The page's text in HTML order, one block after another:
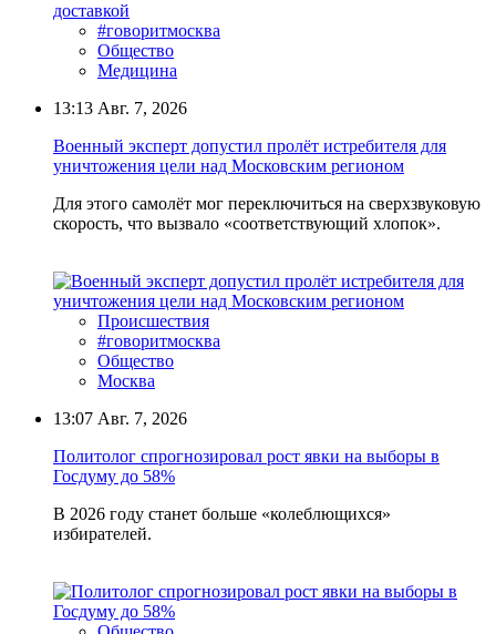
#говоритмосква
Общество
Медицина
13:13 Авг. 7, 2026
Военный эксперт допустил пролёт истребителя для
уничтожения цели над Московским регионом
Для этого самолёт мог переключиться на сверхзвуковую
скорость, что вызвало «соответствующий хлопок».
Происшествия
#говоритмосква
Общество
Москва
13:07 Авг. 7, 2026
Политолог спрогнозировал рост явки на выборы в
Госдуму до 58%
В 2026 году станет больше «колеблющихся»
избирателей.